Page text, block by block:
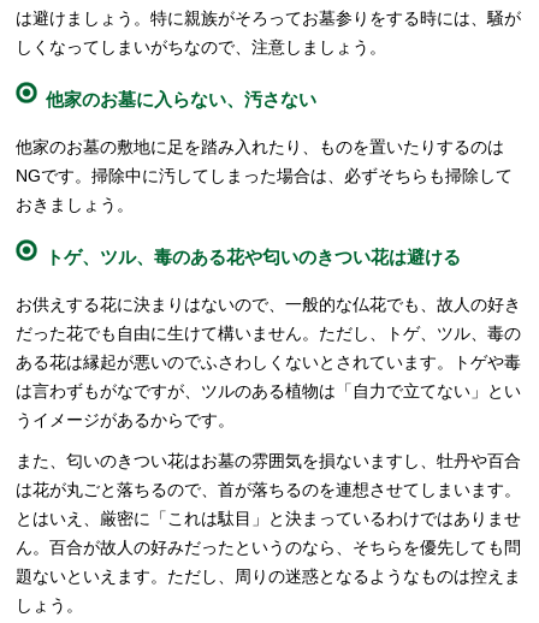
は避けましょう。特に親族がそろってお墓参りをする時には、騒が
しくなってしまいがちなので、注意しましょう。
他家のお墓に入らない、汚さない
他家のお墓の敷地に足を踏み入れたり、ものを置いたりするのは
NGです。掃除中に汚してしまった場合は、必ずそちらも掃除して
おきましょう。
トゲ、ツル、毒のある花や匂いのきつい花は避ける
お供えする花に決まりはないので、一般的な仏花でも、故人の好き
だった花でも自由に生けて構いません。ただし、トゲ、ツル、毒の
ある花は縁起が悪いのでふさわしくないとされています。トゲや毒
は言わずもがなですが、ツルのある植物は「自力で立てない」とい
うイメージがあるからです。
また、匂いのきつい花はお墓の雰囲気を損ないますし、牡丹や百合
は花が丸ごと落ちるので、首が落ちるのを連想させてしまいます。
とはいえ、厳密に「これは駄目」と決まっているわけではありませ
ん。百合が故人の好みだったというのなら、そちらを優先しても問
題ないといえます。ただし、周りの迷惑となるようなものは控えま
しょう。